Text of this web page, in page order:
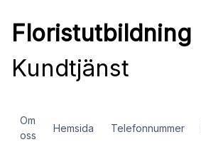
Floristutbildning
Kundtjänst
Om
oss
Hemsida Telefonnummer